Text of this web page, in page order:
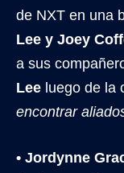
de NXT en una
Lee y Joey
a sus
Lee luego de la
encontrar
• Jordynne